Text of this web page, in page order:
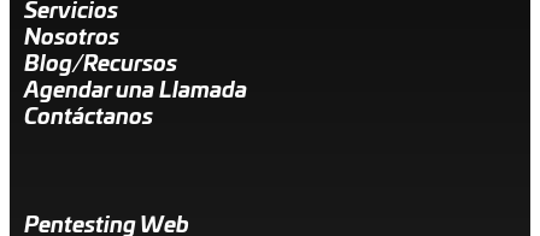
Servicios
Nosotros
Blog/Recursos
Agendar una Llamada
Contáctanos
Pentesting Web